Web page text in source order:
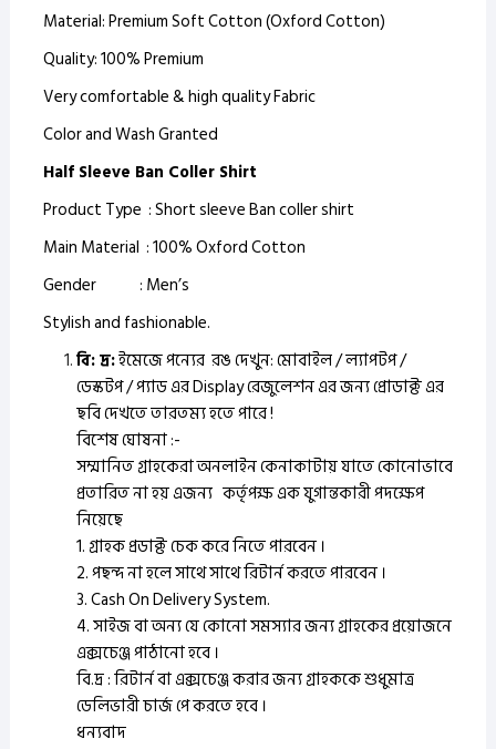
Material: Premium Soft Cotton (Oxford Cotton)
Quality: 100% Premium
Very comfortable & high quality Fabric
Color and Wash Granted
Half Sleeve Ban Coller Shirt
Product Type : Short sleeve Ban coller shirt
Main Material : 100% Oxford Cotton
Gender : Men’s
Stylish and fashionable.
বি: দ্র:ইমেজে পন্যের রঙ দেখুন: মোবাইল / ল্যাপটপ /
ডেস্কটপ / প্যাড এর Display রেজুলেশন এর জন্য প্রোডাক্ট এর
ছবি দেখতে তারতম্য হতে পারে !
বিশেষ ঘোষনা :-
সম্মানিত গ্রাহকেরা অনলাইন কেনাকাটায় যাতে কোনোভাবে
প্রতারিত না হয় এজন্য কর্তৃপক্ষ এক যুগান্তকারী পদক্ষেপ
নিয়েছে
1. গ্রাহক প্রডাক্ট চেক করে নিতে পারবেন ।
2. পছন্দ না হলে সাথে সাথে রিটার্ন করতে পারবেন ।
3. Cash On Delivery System.
4. সাইজ বা অন্য যে কোনো সমস্যার জন্য গ্রাহকের প্রয়োজনে
এক্সচেঞ্জ পাঠানো হবে ।
বি.দ্র : রিটার্ন বা এক্সচেঞ্জ করার জন্য গ্রাহককে শুধুমাত্র
ডেলিভারী চার্জ পে করতে হবে ।
ধন্যবাদ